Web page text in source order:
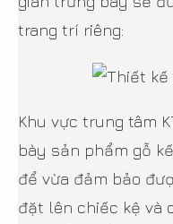
trang trí riêng:
Khu vực trung tâm
bày sản phẩm gỗ
để vừa đảm bảo
đặt lên chiếc kệ và